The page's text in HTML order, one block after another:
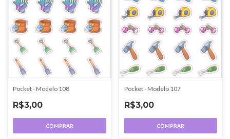
Pocket - Modelo 108
R$3,00
COMPRAR
Pocket - Modelo 107
R$3,00
COMPRAR